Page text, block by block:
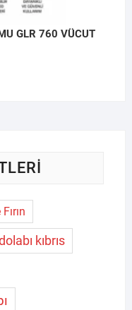
GLR 760 VÜCUT
kıbrıs